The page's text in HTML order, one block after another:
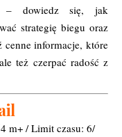
– dowiedz się, jak
strategię biegu oraz
cenne informacje, które
też czerpać radość z
m+ / Limit czasu: 6/